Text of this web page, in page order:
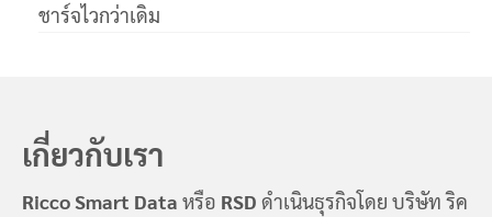
ชาร์จไวกว่าเดิม
เกี่ยวกับเรา
Ricco Smart Data หรือ RSD ดำเนินธุรกิจโดย บริษัท ริค